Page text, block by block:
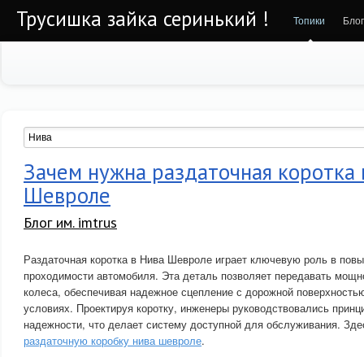
Трусишка зайка серинький ! Топики
Зачем нужна раздаточная коротка
Шевроле
Блог им. imtrus
Раздаточная коротка в Нива Шевроле играет ключевую роль в
проходимости автомобиля. Эта деталь позволяет передавать
колеса, обеспечивая надежное сцепление с дорожной
условиях. Проектируя коротку, инженеры руководствовались
надежности, что делает систему доступной для обслуживания.
раздаточную коробку нива шевроле.